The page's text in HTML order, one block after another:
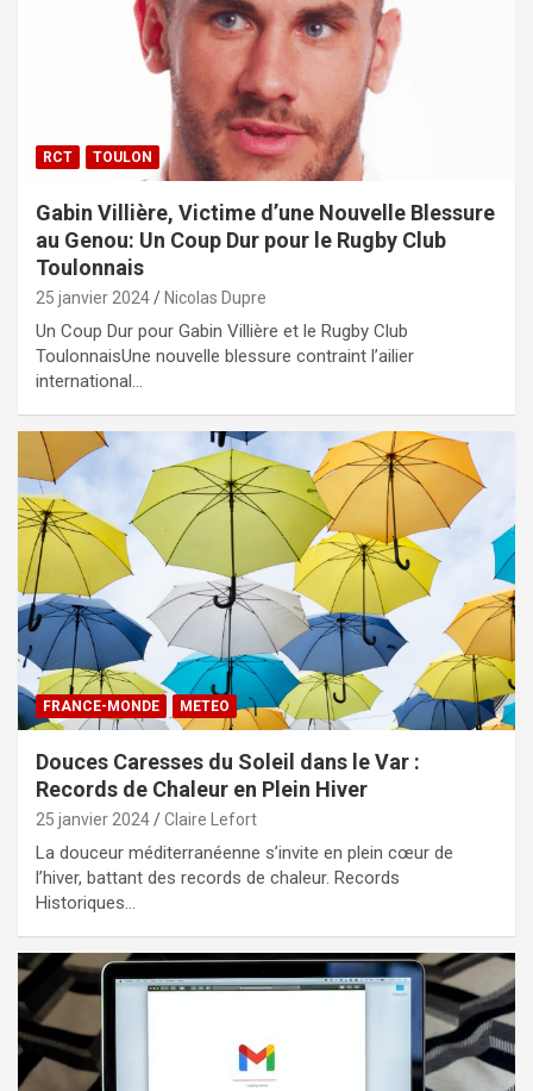
RCT TOULON
Gabin Villière, Victime d’une Nouvelle Blessure
au Genou: Un Coup Dur pour le Rugby Club
Toulonnais
25 janvier 2024 Nicolas Dupre
Un Coup Dur pour Gabin Villière et le Rugby Club
ToulonnaisUne nouvelle blessure contraint l’ailier
international…
FRANCE-MONDE METEO
Douces Caresses du Soleil dans le Var :
Records de Chaleur en Plein Hiver
25 janvier 2024 Claire Lefort
La douceur méditerranéenne s’invite en plein cœur de
l’hiver, battant des records de chaleur. Records
Historiques…